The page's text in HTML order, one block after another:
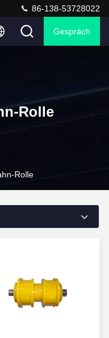
86-138-53728022
Gespräch
Rolle
Rolle